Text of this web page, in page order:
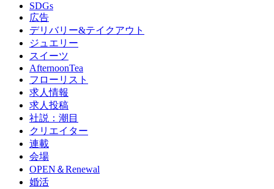
SDGs
広告
デリバリー&テイクアウト
ジュエリー
スイーツ
AfternoonTea
フローリスト
求人情報
求人投稿
社説：潮目
クリエイター
連載
会場
OPEN＆Renewal
婚活